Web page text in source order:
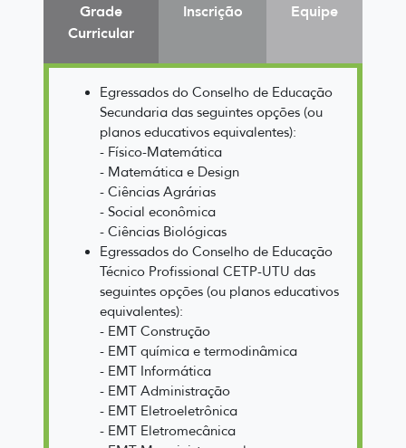
Grade
Curricular
Inscrição Equipe
Egressados do Conselho de Educação
Secundaria das seguintes opções (ou
planos educativos equivalentes):
- Físico-Matemática
- Matemática e Design
- Ciências Agrárias
- Social econômica
- Ciências Biológicas
Egressados do Conselho de Educação
Técnico Profissional CETP-UTU das
seguintes opções (ou planos educativos
equivalentes):
- EMT Construção
- EMT química e termodinâmica
- EMT Informática
- EMT Administração
- EMT Eletroeletrônica
- EMT Eletromecânica